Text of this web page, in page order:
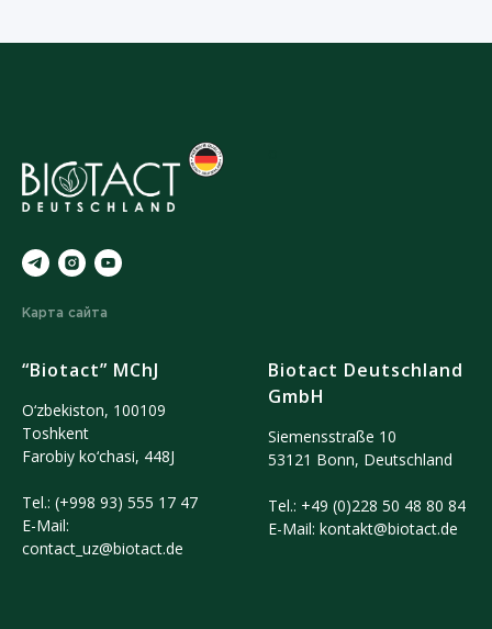
Карта сайта
“Biotact” MChJ
O‘zbekiston, 100109
Тoshkent
Farobiy ko‘chasi, 448J
Tel.: (+998 93) 555 17 47
E-Mail:
contact_uz@biotact.de
Biotact Deutschland
GmbH
Siemensstraße 10
53121 Bonn, Deutschland
Tel.: +49 (0)228 50 48 80 84
E-Mail: kontakt@biotact.de